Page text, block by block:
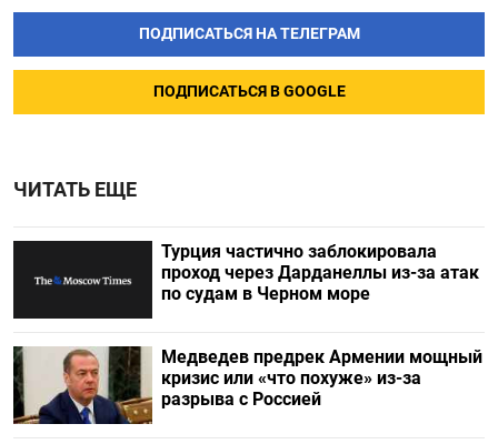
ПОДПИСАТЬСЯ НА ТЕЛЕГРАМ
ПОДПИСАТЬСЯ В GOOGLE
ЧИТАТЬ ЕЩЕ
Турция частично заблокировала
проход через Дарданеллы из-за атак
по судам в Черном море
Медведев предрек Армении мощный
кризис или «что похуже» из-за
разрыва с Россией